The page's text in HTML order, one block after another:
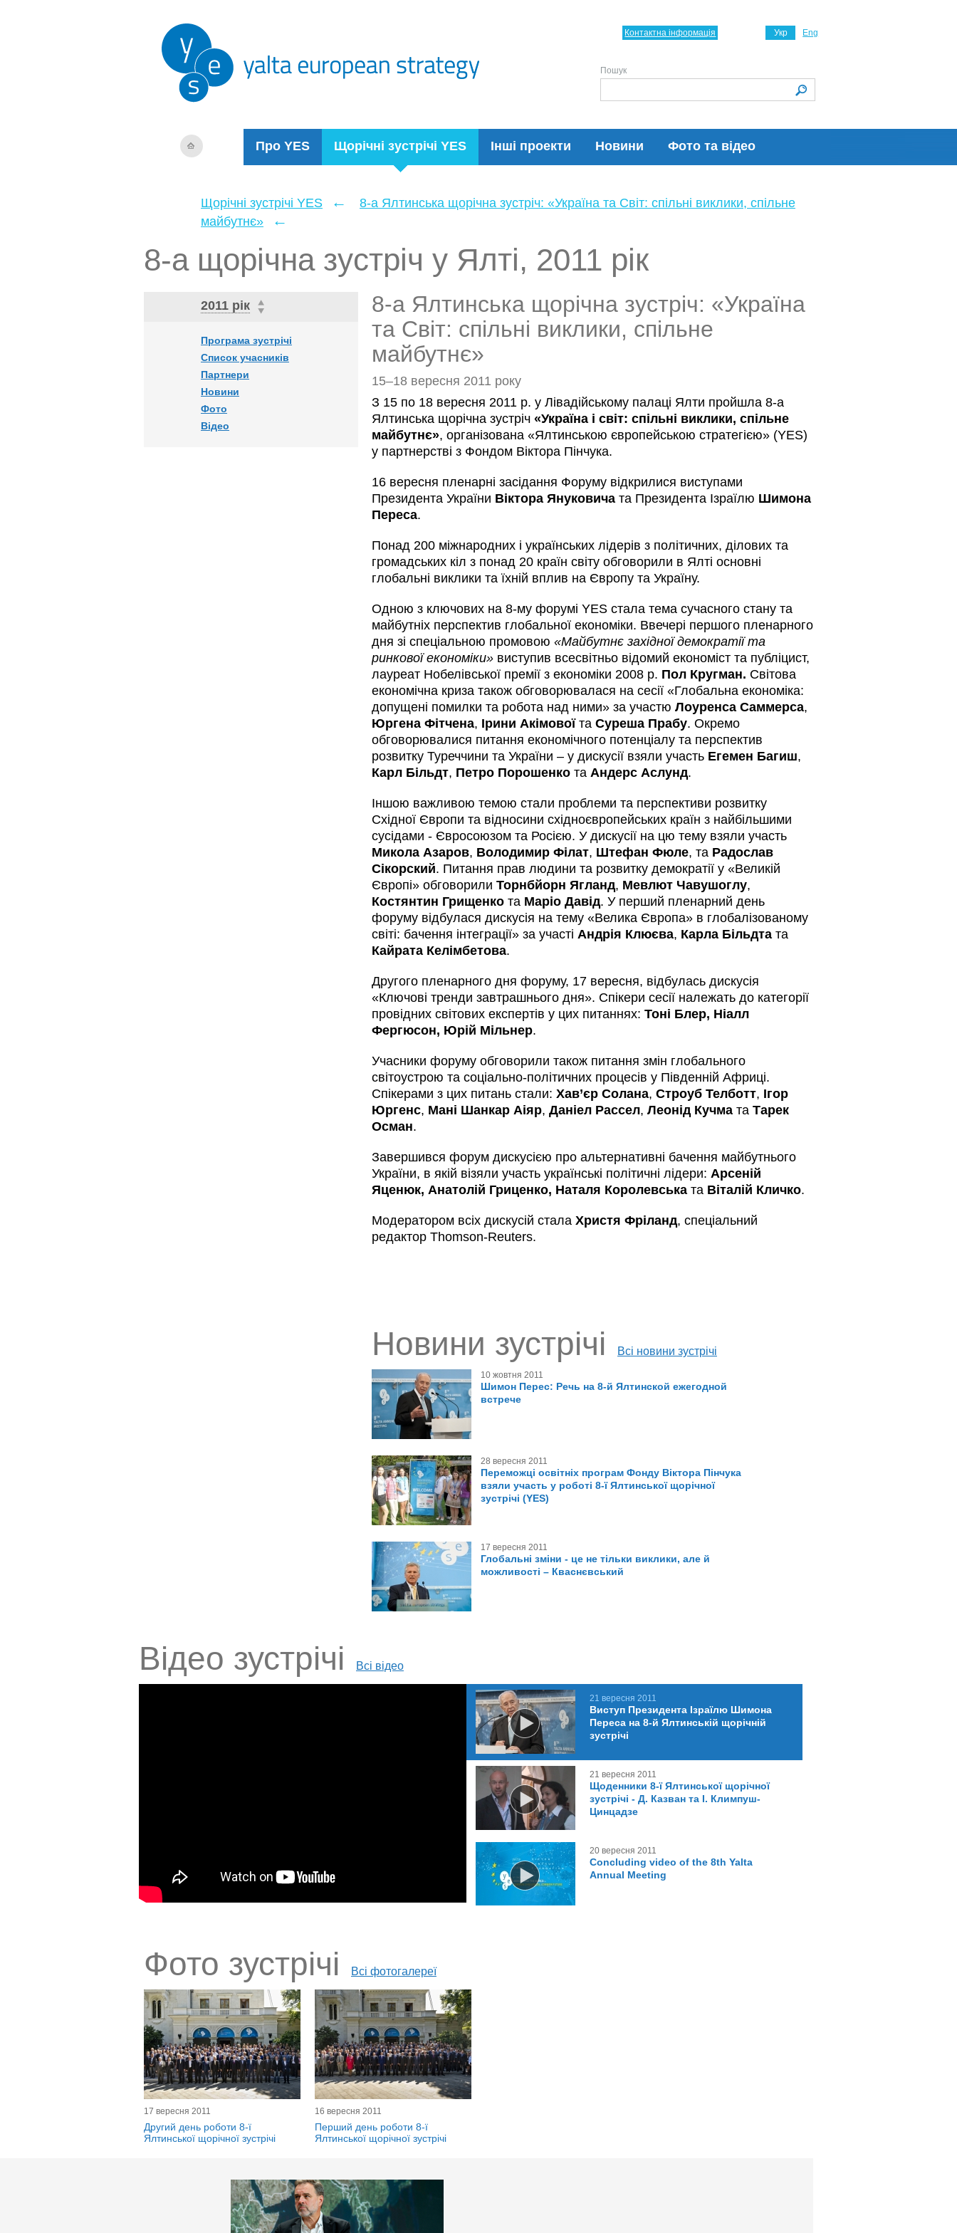
Про YES Щорічні зустрічі YES Інші проекти Новини Фото та відео
Укр Eng
Контактна інформація
Пошук
Щорічні зустрічі YES ←
8-а Ялтинська щорічна зустріч: «Україна та Світ: спільні виклики, спільне
майбутнє»
←
8-а щорічна зустріч у Ялті, 2011 рік
2011 рік
Програма зустрічі
Список учасників
Партнери
Новини
Фото
Відео
8-а Ялтинська щорічна зустріч: «Україна
та Світ: спільні виклики, спільне
майбутнє»
15–18 вересня 2011 року
З 15 по 18 вересня 2011 р. у Лівадійському палаці Ялти пройшла 8-а
Ялтинська щорічна зустріч «Україна і світ: спільні виклики, спільне
майбутнє», організована «Ялтинською європейською стратегією» (YES)
у партнерстві з Фондом Віктора Пінчука.
16 вересня пленарні засідання Форуму відкрилися виступами
Президента України Віктора Януковича та Президента Ізраїлю Шимона
Переса.
Понад 200 міжнародних і українських лідерів з політичних, ділових та
громадських кіл з понад 20 країн світу обговорили в Ялті основні
глобальні виклики та їхній вплив на Європу та Україну.
Одною з ключових на 8-му форумі YES стала тема сучасного стану та
майбутніх перспектив глобальної економіки. Ввечері першого пленарного
дня зі спеціальною промовою «Майбутнє західної демократії та
ринкової економіки» виступив всесвітньо відомий економіст та публіцист,
лауреат Нобелівської премії з економіки 2008 р. Пол Кругман. Світова
економічна криза також обговорювалася на сесії «Глобальна економіка:
допущені помилки та робота над ними» за участю Лоуренса Саммерса,
Юргена Фітчена, Ірини Акімовоїта Суреша Прабу. Окремо
обговорювалися питання економічного потенціалу та перспектив
розвитку Туреччини та України – у дискусії взяли участь Егемен Багиш,
Карл Більдт, Петро Порошенко та Андерс Аслунд.
Іншою важливою темою стали проблеми та перспективи розвитку
Східної Європи та відносини східноєвропейських країн з найбільшими
сусідами - Євросоюзом та Росією. У дискусії на цю тему взяли участь
Микола Азаров, Володимир Філат, Штефан Фюле, та Радослав
Сікорский. Питання прав людини та розвитку демократії у «Великій
Європі» обговорили Торнбйорн Ягланд, Мевлют Чавушоглу,
Костянтин Грищенко та Маріо Давід. У перший пленарний день
форуму відбулася дискусія на тему «Велика Європа» в глобалізованому
світі: бачення інтеграції» за участі Андрія Клюєва, Карла Більдта та
Кайрата Келімбетова.
Другого пленарного дня форуму, 17 вересня, відбулась дискусія
«Ключові тренди завтрашнього дня». Спікери сесії належать до категорії
провідних світових експертів у цих питаннях: Тоні Блер, Ніалл
Фергюсон, Юрій Мільнер.
Учасники форуму обговорили також питання змін глобального
світоустрою та соціально-політичних процесів у Південній Африці.
Спікерами з цих питань стали: Хав’єр Солана, Строуб Телботт, Ігор
Юргенс, Мані Шанкар Аіяр, Даніел Рассел, Леонід Кучма та Тарек
Осман.
Завершився форум дискусією про альтернативні бачення майбутнього
України, в якій візяли участь українські політичні лідери: Арсеній
Яценюк, Анатолій Гриценко, Наталя Королевська та Віталій Кличко.
Модератором всіх дискусій стала Христя Фріланд, спеціальний
редактор Thomson-Reuters.
Новини зустрічі Всі новини зустрічі
10 жовтня 2011
Шимон Перес: Речь на 8-й Ялтинской ежегодной
встрече
28 вересня 2011
Переможці освітніх програм Фонду Віктора Пінчука
взяли участь у роботі 8-ї Ялтинської щорічної
зустрічі (YES)
17 вересня 2011
Глобальні зміни - це не тільки виклики, але й
можливості – Кваснєвський
Відео зустрічі Всі відео
21 вересня 2011
Виступ Президента Ізраїлю Шимона
Переса на 8-й Ялтинській щорічній
зустрічі
21 вересня 2011
Щоденники 8-ї Ялтинської щорічної
зустрічі - Д. Казван та І. Климпуш-
Цинцадзе
20 вересня 2011
Concluding video of the 8th Yalta
Annual Meeting
Фото зустрічі Всі фотогалереї
17 вересня 2011
Другий день роботи 8-ї
Ялтинської щорічної зустрічі
16 вересня 2011
Перший день роботи 8-ї
Ялтинської щорічної зустрічі